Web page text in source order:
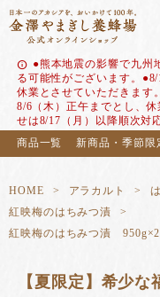
info ●熊本地震の影響で九州
る可能性がございます。
休業とさせていただきます
8/6（木）正午までとし、
せは8/17（月）以降順次対
商品一覧
新商品・季節限
HOME アラカルト
紅映梅のはちみつ漬
紅映梅のはちみつ漬 950g×2
【夏限定】希少な